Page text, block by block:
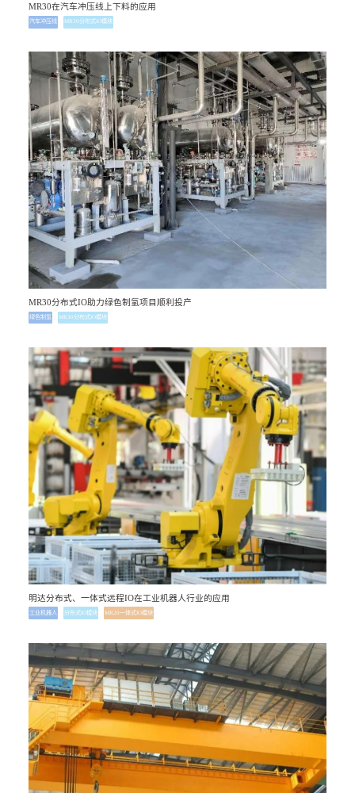
MR30在汽车冲压线上下料的应用
汽车冲压线 MR30分布式IO模块
MR30分布式IO助力绿色制氢项目顺利投产
绿色制氢 MR30分布式IO模块
明达分布式、一体式远程IO在工业机器人行业的应用
工业机器人 分布式IO模块 MR20一体式IO模块